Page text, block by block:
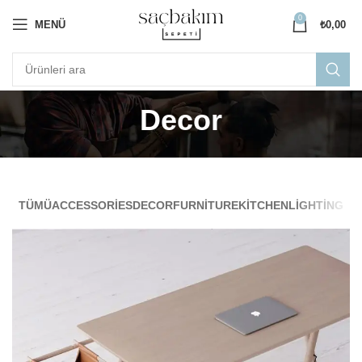
MENÜ
0
₺0,00
Decor
TÜMÜACCESSORIESDECORFURNITUREKITCHENLIGHTING